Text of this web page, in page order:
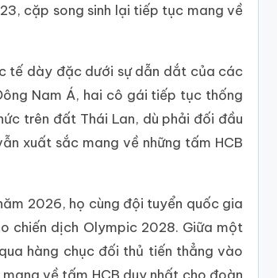
cặp song sinh lại tiếp tục mang về
tế dày đặc dưới sự dẫn dắt của các
Nam Á, hai cô gái tiếp tục thống
trên đất Thái Lan, dù phải đối đầu
xuất sắc mang về những tấm HCB
2026, họ cùng đội tuyển quốc gia
chiến dịch Olympic 2028. Giữa một
hàng chục đối thủ tiến thẳng vào
về tấm HCB duy nhất cho đoàn